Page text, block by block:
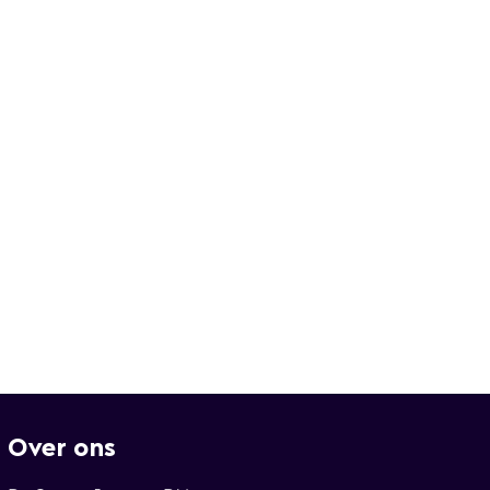
Over ons